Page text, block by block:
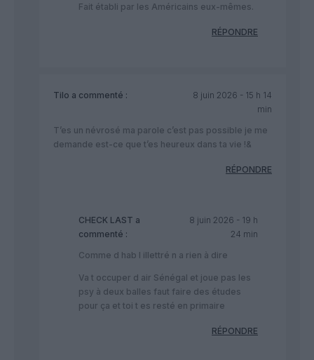
Fait établi par les Américains eux-mêmes.
RÉPONDRE
Tilo a commenté :
8 juin 2026 - 15 h 14
min
T’es un névrosé ma parole c’est pas possible je me
demande est-ce que t’es heureux dans ta vie !&
RÉPONDRE
CHECK LAST a
commenté :
8 juin 2026 - 19 h
24 min
Comme d hab l illettré n a rien à dire
Va t occuper d air Sénégal et joue pas les
psy à deux balles faut faire des études
pour ça et toi t es resté en primaire
RÉPONDRE